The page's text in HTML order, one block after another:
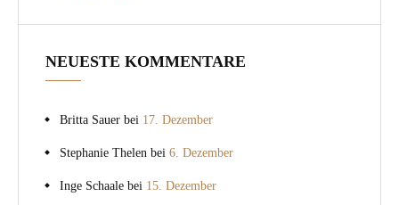
NEUESTE KOMMENTARE
Britta Sauer bei 17. Dezember
Stephanie Thelen bei 6. Dezember
Inge Schaale bei 15. Dezember